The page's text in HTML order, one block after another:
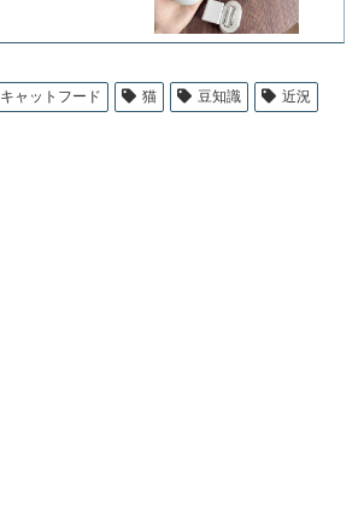
キャットフード 猫 豆知識 近況